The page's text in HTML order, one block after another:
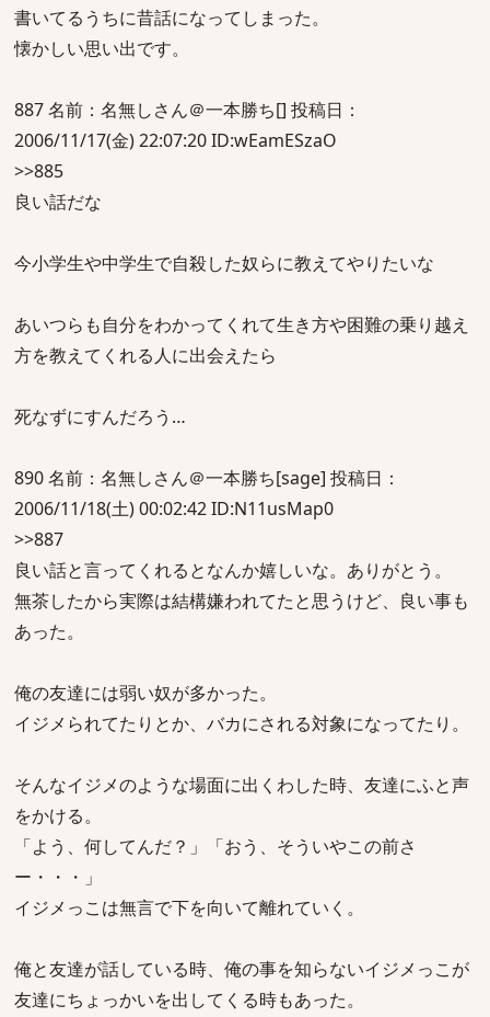
書いてるうちに昔話になってしまった。
懐かしい思い出です。
887 名前：名無しさん＠一本勝ち[] 投稿日：
2006/11/17(金) 22:07:20 ID:wEamESzaO
>>885
良い話だな
今小学生や中学生で自殺した奴らに教えてやりたいな
あいつらも自分をわかってくれて生き方や困難の乗り越え
方を教えてくれる人に出会えたら
死なずにすんだろう…
890 名前：名無しさん＠一本勝ち[sage] 投稿日：
2006/11/18(土) 00:02:42 ID:N11usMap0
>>887
良い話と言ってくれるとなんか嬉しいな。ありがとう。
無茶したから実際は結構嫌われてたと思うけど、良い事も
あった。
俺の友達には弱い奴が多かった。
イジメられてたりとか、バカにされる対象になってたり。
そんなイジメのような場面に出くわした時、友達にふと声
をかける。
「よう、何してんだ？」「おう、そういやこの前さ
ー・・・」
イジメっこは無言で下を向いて離れていく。
俺と友達が話している時、俺の事を知らないイジメっこが
友達にちょっかいを出してくる時もあった。